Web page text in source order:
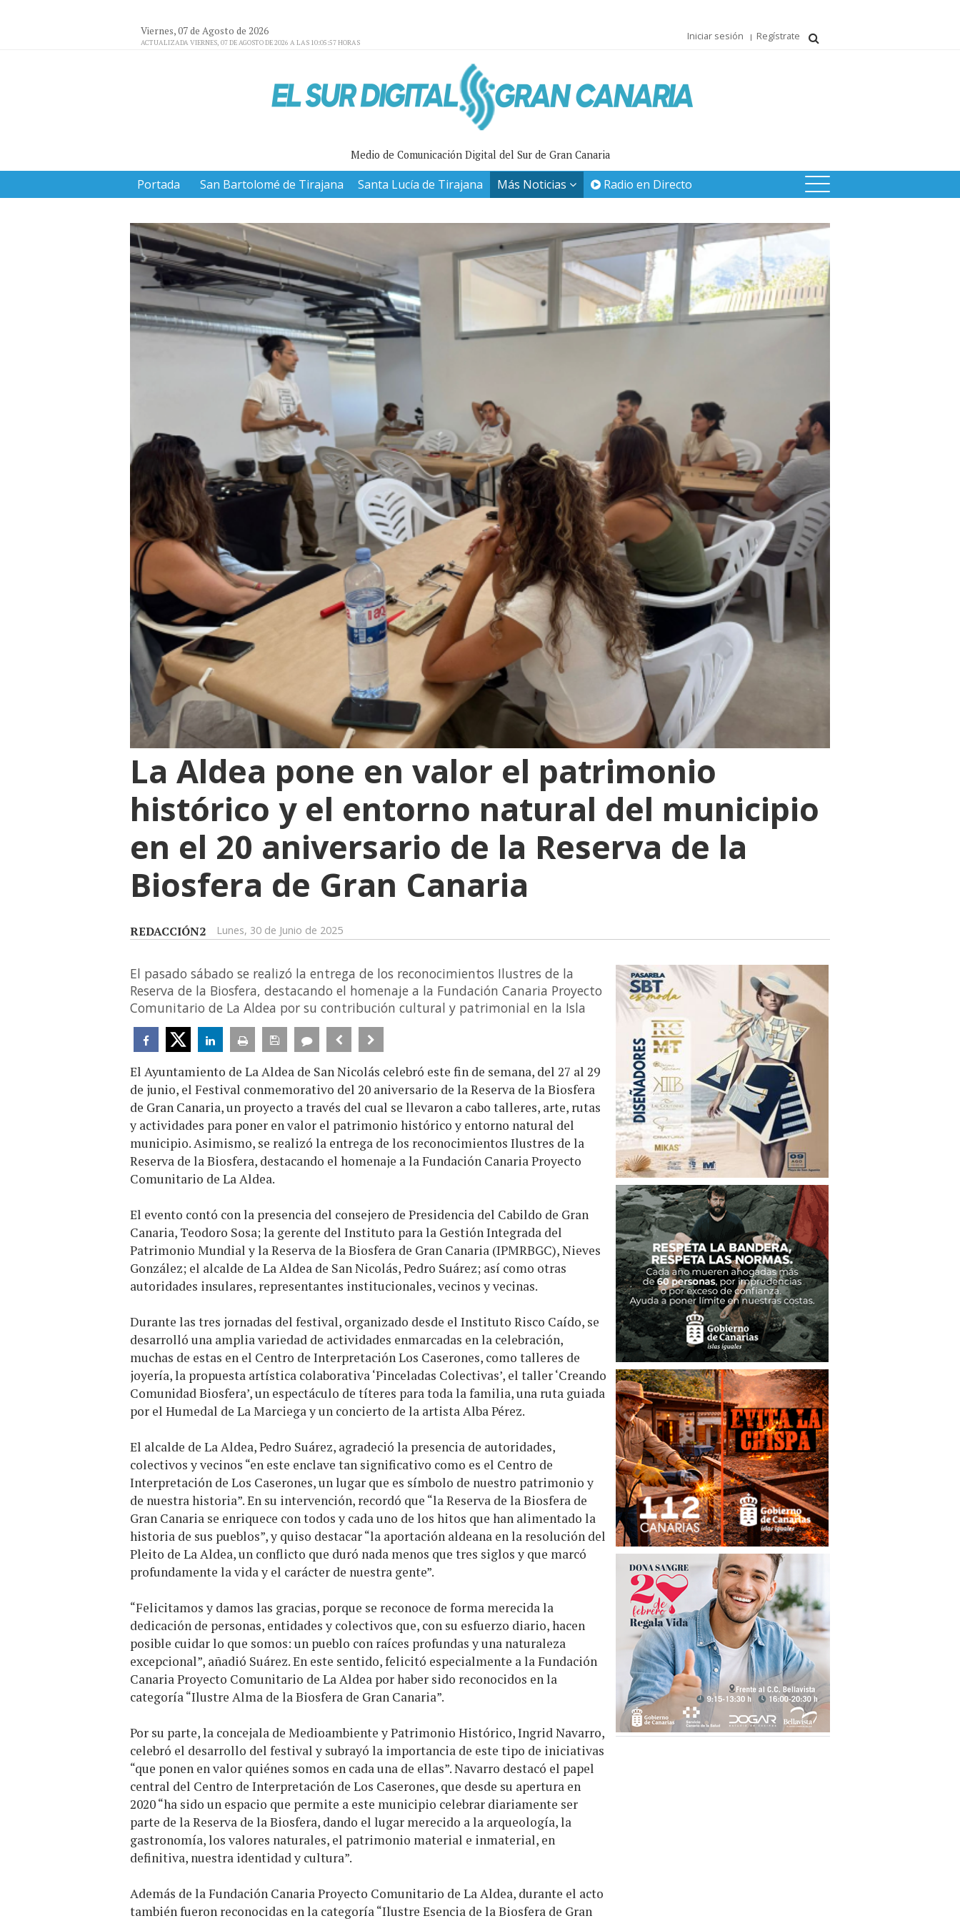
Viernes, 07 de Agosto de 2026
ACTUALIZADA VIERNES, 07 DE AGOSTO DE 2026 A LAS 10:05:57 HORAS
Iniciar sesión Regístrate
Medio de Comunicación Digital del Sur de Gran Canaria
Portada San Bartolomé de Tirajana Santa Lucía de Tirajana Más Noticias Radio en Directo
La Aldea pone en valor el patrimonio
histórico y el entorno natural del municipio
en el 20 aniversario de la Reserva de la
Biosfera de Gran Canaria
REDACCIÓN2 Lunes, 30 de Junio de 2025
El pasado sábado se realizó la entrega de los reconocimientos Ilustres de la
Reserva de la Biosfera, destacando el homenaje a la Fundación Canaria Proyecto
Comunitario de La Aldea por su contribución cultural y patrimonial en la Isla
El Ayuntamiento de La Aldea de San Nicolás celebró este fin de semana, del 27 al 29
de junio, el Festival conmemorativo del 20 aniversario de la Reserva de la Biosfera
de Gran Canaria, un proyecto a través del cual se llevaron a cabo talleres, arte, rutas
y actividades para poner en valor el patrimonio histórico y entorno natural del
municipio. Asimismo, se realizó la entrega de los reconocimientos Ilustres de la
Reserva de la Biosfera, destacando el homenaje a la Fundación Canaria Proyecto
Comunitario de La Aldea.
El evento contó con la presencia del consejero de Presidencia del Cabildo de Gran
Canaria, Teodoro Sosa; la gerente del Instituto para la Gestión Integrada del
Patrimonio Mundial y la Reserva de la Biosfera de Gran Canaria (IPMRBGC), Nieves
González; el alcalde de La Aldea de San Nicolás, Pedro Suárez; así como otras
autoridades insulares, representantes institucionales, vecinos y vecinas.
Durante las tres jornadas del festival, organizado desde el Instituto Risco Caído, se
desarrolló una amplia variedad de actividades enmarcadas en la celebración,
muchas de estas en el Centro de Interpretación Los Caserones, como talleres de
joyería, la propuesta artística colaborativa ‘Pinceladas Colectivas’, el taller ‘Creando
Comunidad Biosfera’, un espectáculo de títeres para toda la familia, una ruta guiada
por el Humedal de La Marciega y un concierto de la artista Alba Pérez.
El alcalde de La Aldea, Pedro Suárez, agradeció la presencia de autoridades,
colectivos y vecinos “en este enclave tan significativo como es el Centro de
Interpretación de Los Caserones, un lugar que es símbolo de nuestro patrimonio y
de nuestra historia”. En su intervención, recordó que “la Reserva de la Biosfera de
Gran Canaria se enriquece con todos y cada uno de los hitos que han alimentado la
historia de sus pueblos”, y quiso destacar “la aportación aldeana en la resolución del
Pleito de La Aldea, un conflicto que duró nada menos que tres siglos y que marcó
profundamente la vida y el carácter de nuestra gente”.
“Felicitamos y damos las gracias, porque se reconoce de forma merecida la
dedicación de personas, entidades y colectivos que, con su esfuerzo diario, hacen
posible cuidar lo que somos: un pueblo con raíces profundas y una naturaleza
excepcional”, añadió Suárez. En este sentido, felicitó especialmente a la Fundación
Canaria Proyecto Comunitario de La Aldea por haber sido reconocidos en la
categoría “Ilustre Alma de la Biosfera de Gran Canaria”.
Por su parte, la concejala de Medioambiente y Patrimonio Histórico, Ingrid Navarro,
celebró el desarrollo del festival y subrayó la importancia de este tipo de iniciativas
“que ponen en valor quiénes somos en cada una de ellas”. Navarro destacó el papel
central del Centro de Interpretación de Los Caserones, que desde su apertura en
2020 “ha sido un espacio que permite a este municipio celebrar diariamente ser
parte de la Reserva de la Biosfera, dando el lugar merecido a la arqueología, la
gastronomía, los valores naturales, el patrimonio material e inmaterial, en
definitiva, nuestra identidad y cultura”.
Además de la Fundación Canaria Proyecto Comunitario de La Aldea, durante el acto
también fueron reconocidas en la categoría “Ilustre Esencia de la Biosfera de Gran